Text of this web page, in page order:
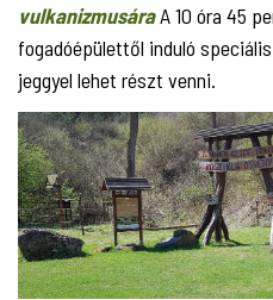
vulkanizmusáraA 10 óra 45
fogadóépülettől induló
jeggyel lehet részt venni.